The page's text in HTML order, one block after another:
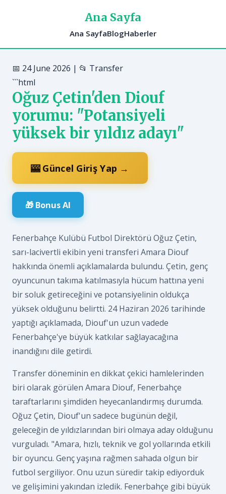
Ana Sayfa
Ana SayfaBlogHaberler
📅 24 June 2026 | 📂 Transfer
```html
Oğuz Çetin'den Diouf
yorumu: "Potansiyeli
yüksek bir yıldız adayı"
🎰 Güncel Giriş Yap →
🎁 Bonus Al
Fenerbahçe Kulübü Futbol Direktörü Oğuz Çetin,
sarı-lacivertli ekibin yeni transferi Amara Diouf
hakkında önemli açıklamalarda bulundu. Çetin, genç
oyuncunun takıma katılmasıyla hücum hattına yeni
bir soluk getireceğini ve potansiyelinin oldukça
yüksek olduğunu belirtti. 24 Haziran 2026 tarihinde
yaptığı açıklamada, Diouf'un uzun vadede
Fenerbahçe'ye büyük katkılar sağlayacağına
inandığını dile getirdi.
Transfer döneminin en dikkat çekici hamlelerinden
biri olarak görülen Amara Diouf, Fenerbahçe
taraftarlarını şimdiden heyecanlandırmış durumda.
Oğuz Çetin, Diouf'un sadece bugünün değil,
geleceğin de yıldızlarından biri olmaya aday olduğunu
vurguladı. "Amara, hızlı, teknik ve gol yollarında etkili
bir oyuncu. Genç yaşına rağmen sahada olgun bir
futbol sergiliyor. Onu uzun süredir takip ediyorduk
ve gelişimini yakından izledik. Fenerbahçe gibi büyük